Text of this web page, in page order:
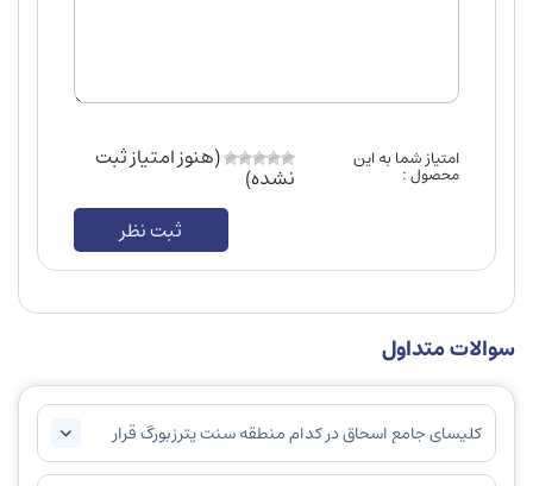
امتیاز شما به این
محصول :
(هنوز امتیاز ثبت
نشده)
ثبت نظر
سوالات متداول
کلیسای جامع اسحاق در کدام منطقه سنت پترزبورگ قرار
دارد؟